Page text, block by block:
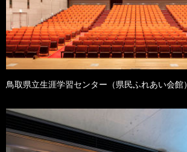
鳥取県立生涯学習センター（県民ふれあい会館）